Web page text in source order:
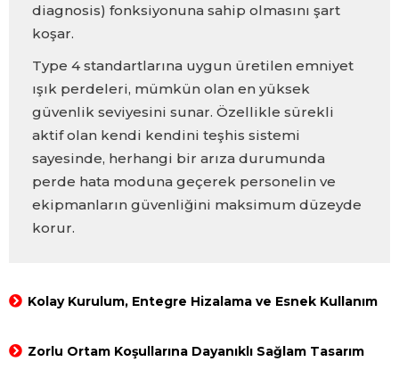
diagnosis) fonksiyonuna sahip olmasını şart
koşar.
Type 4 standartlarına uygun üretilen emniyet
ışık perdeleri, mümkün olan en yüksek
güvenlik seviyesini sunar. Özellikle sürekli
aktif olan kendi kendini teşhis sistemi
sayesinde, herhangi bir arıza durumunda
perde hata moduna geçerek personelin ve
ekipmanların güvenliğini maksimum düzeyde
korur.
Kolay Kurulum, Entegre Hizalama ve Esnek Kullanım
Zorlu Ortam Koşullarına Dayanıklı Sağlam Tasarım